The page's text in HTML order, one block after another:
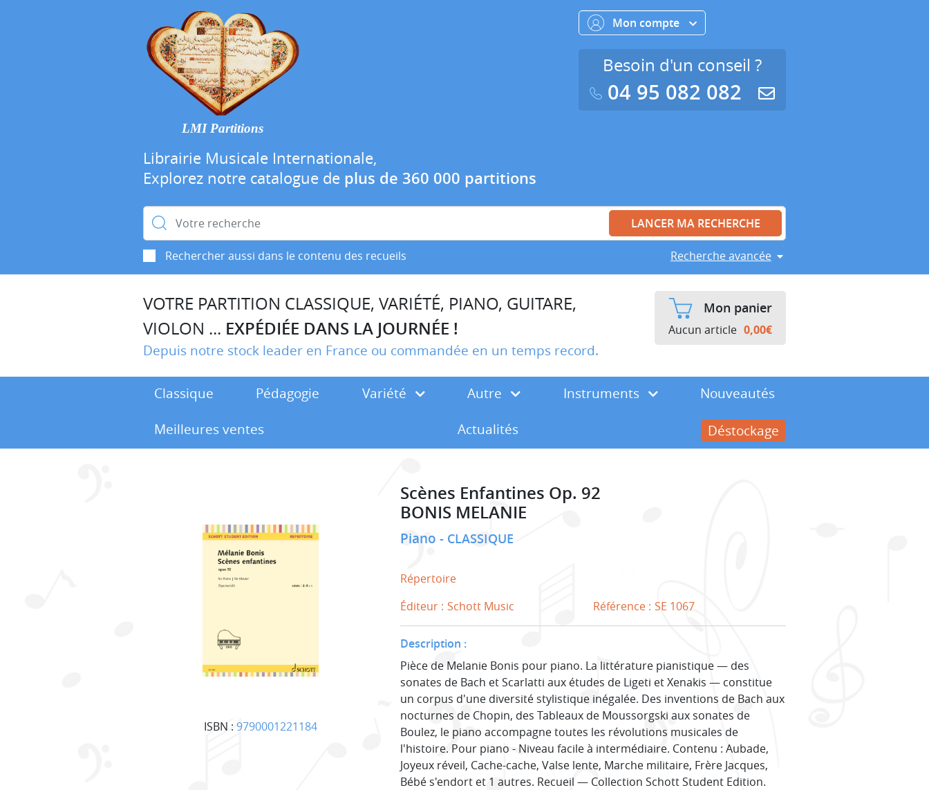
LMI Partitions
Librairie Musicale Internationale,
Explorez notre catalogue de plus de 360 000 partitions
Rechercher :
Rechercher aussi dans le contenu des recueils Recherche avancée
Mon compte
Besoin d'un conseil ?
04 95 082 082
VOTRE PARTITION CLASSIQUE, VARIÉTÉ, PIANO, GUITARE,
VIOLON ... EXPÉDIÉE DANS LA JOURNÉE !
Depuis notre stock leader en France ou commandée en un temps record.
Mon panier
Aucun article 0,00€
Classique Pédagogie Variété Autre Instruments
Nouveautés
Meilleures ventes
Actualités Déstockage
ISBN : 9790001221184
Scènes Enfantines Op. 92
BONIS MELANIE
Piano CLASSIQUE
Répertoire
Éditeur : Schott Music Référence : SE 1067
Description :
Pièce de Melanie Bonis pour piano. La littérature pianistique — des
sonates de Bach et Scarlatti aux études de Ligeti et Xenakis — constitue
un corpus d'une diversité stylistique inégalée. Des inventions de Bach aux
nocturnes de Chopin, des Tableaux de Moussorgski aux sonates de
Boulez, le piano accompagne toutes les révolutions musicales de
l'histoire. Pour piano - Niveau facile à intermédiaire. Contenu : Aubade,
Joyeux réveil, Cache-cache, Valse lente, Marche militaire, Frère Jacques,
Bébé s'endort et 1 autres. Recueil — Collection Schott Student Edition.